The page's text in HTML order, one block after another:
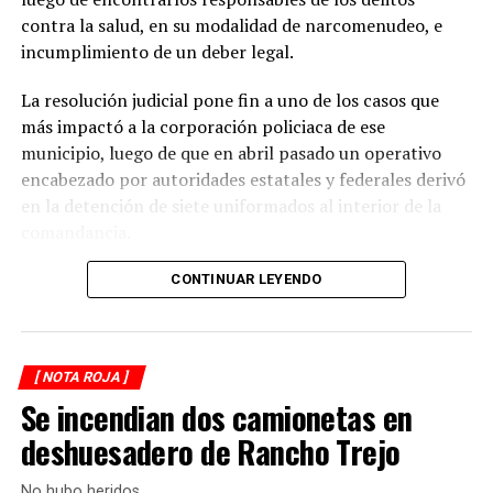
La circulación en la zona se vio afectada por algunos
minutos mientras se realizaban las labores de auxilio y el
levantamiento de indicios por parte de las autoridades.
Posteriormente, el tránsito fue restablecido de manera
normal.
contra la salud, en su modalidad de narcomenudeo, e
incumplimiento de un deber legal.
La resolución judicial pone fin a uno de los casos que
más impactó a la corporación policiaca de ese
municipio, luego de que en abril pasado un operativo
encabezado por autoridades estatales y federales derivó
en la detención de siete uniformados al interior de la
La intervención se realizó el 10 de abril mediante un
elementos de la Secretaría de Marina (Semar) y de la
Secretaría de Seguridad Pública (SSP), quienes
ejecutaron una revisión en las instalaciones de la
corporación municipal.
Durante la inspección, los efectivos localizaron diversas
dosis de droga presuntamente destinadas al
CONTINUAR LEYENDO
[ NOTA ROJA ]
Se incendian dos camionetas en
deshuesadero de Rancho Trejo